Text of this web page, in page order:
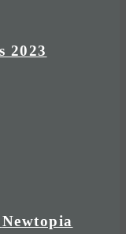
2023
Newtopia